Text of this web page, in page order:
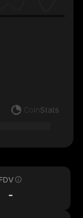
FDV
-